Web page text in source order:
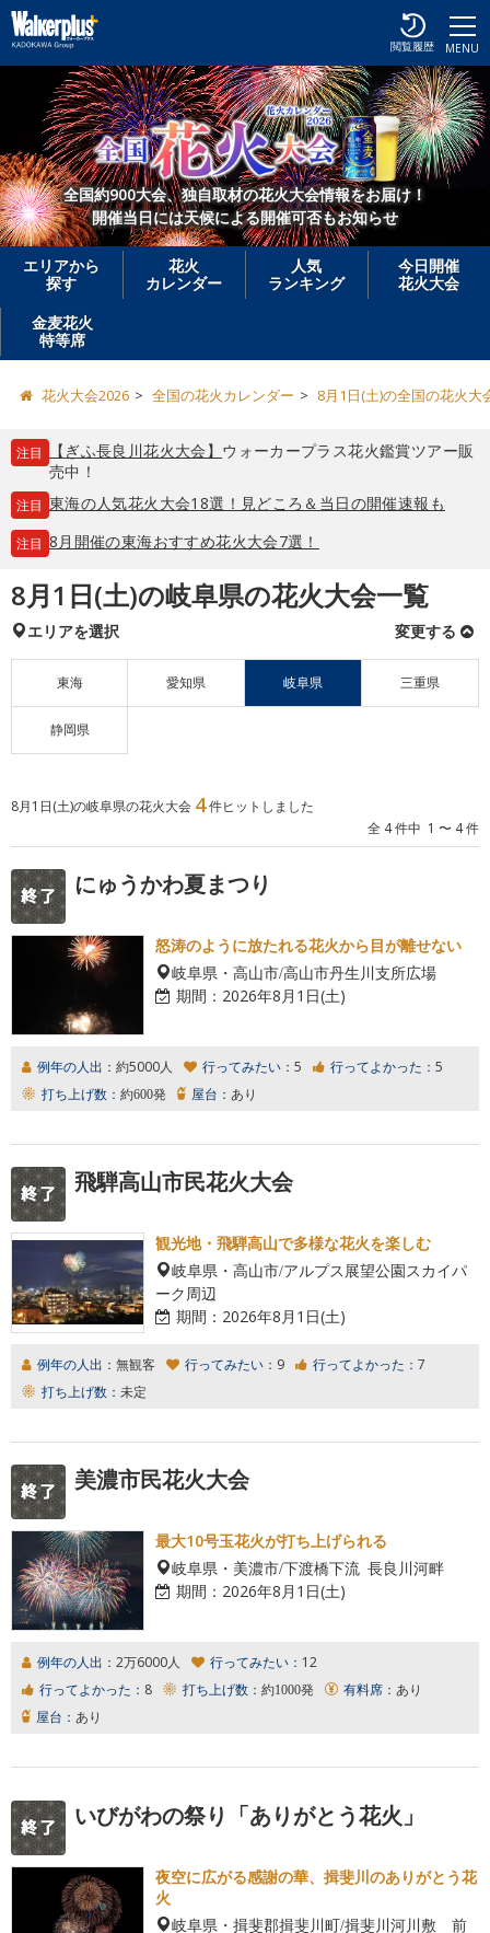
MENU
閲覧履歴
全国約900大会、独自取材の花火大会情報をお届け！
開催当日には天候による開催可否もお知らせ
エリアから
探す
花火
カレンダー
人気
ランキング
今日開催
花火大会
金麦花火
特等席
花火大会2026 全国の花火カレンダー 8月1日(土)の全国の花火大
注目 【ぎふ長良川花火大会】 ウォーカープラス花火鑑賞ツアー販
売中！
注目 東海の人気花火大会18選！見どころ＆当日の開催速報も
注目 8月開催の東海おすすめ花火大会7選！
8月1日(土)の岐阜県の花火大会一覧
エリアを選択 変更する
東海 愛知県 岐阜県 三重県
静岡県
8月1日(土)の岐阜県の花火大会 4件ヒットしました
全 4 件中 1 〜 4 件
にゅうかわ夏まつり
怒涛のように放たれる花火から目が離せない
岐阜県・高山市/高山市丹生川支所広場
期間： 2026年8月1日(土)
例年の人出： 約5000人 行ってみたい： 5 行ってよかった： 5
打ち上げ数： 約600発 屋台： あり
飛騨高山市民花火大会
観光地・飛騨高山で多様な花火を楽しむ
岐阜県・高山市/アルプス展望公園スカイパ
ーク周辺
期間： 2026年8月1日(土)
例年の人出： 無観客 行ってみたい： 9 行ってよかった： 7
打ち上げ数： 未定
美濃市民花火大会
最大10号玉花火が打ち上げられる
岐阜県・美濃市/下渡橋下流 長良川河畔
期間： 2026年8月1日(土)
例年の人出： 2万6000人 行ってみたい： 12
行ってよかった： 8 打ち上げ数： 約1000発 有料席： あり
屋台： あり
いびがわの祭り「ありがとう花火」
夜空に広がる感謝の華、揖斐川のありがとう花
火
岐阜県・揖斐郡揖斐川町/揖斐川河川敷 前